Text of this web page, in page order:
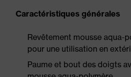
Caractéristiques générales
Revêtement mousse aqua-
pour une utilisation en
Paume et bout des doigts